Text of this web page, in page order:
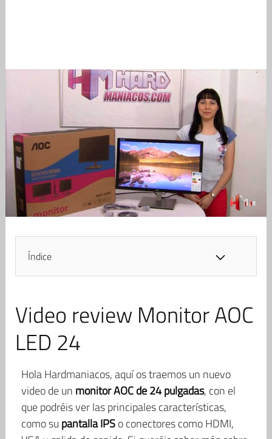
Índice
Video review Monitor AOC
LED 24
Hola Hardmaniacos, aquí os traemos un nuevo
video de un monitor AOC de 24 pulgadas, con el
que podréis ver las principales características,
como su pantalla IPSo conectores como HDMI,